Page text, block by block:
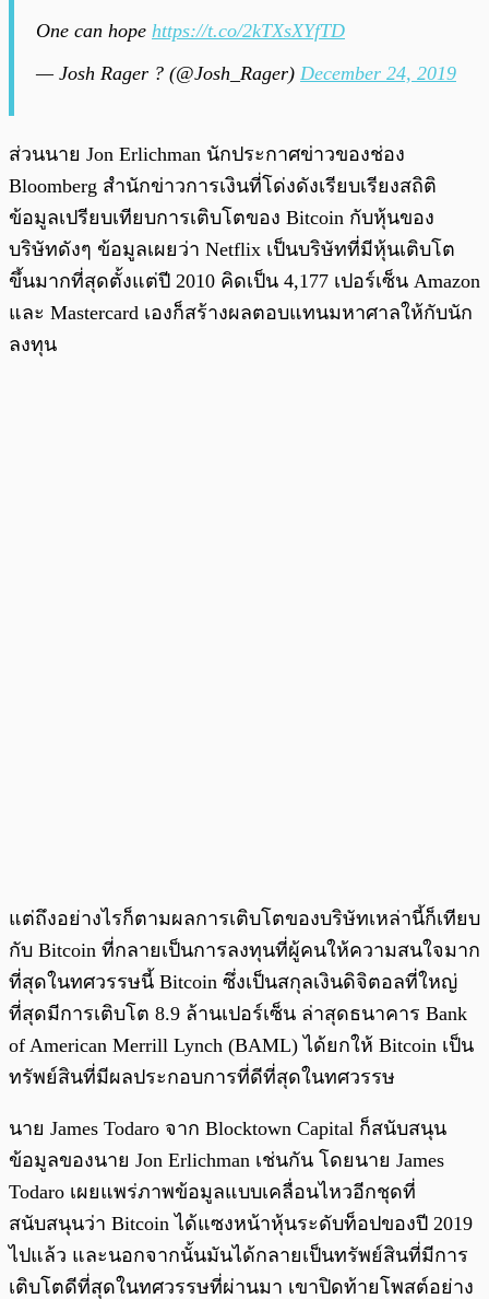
One can hope https://t.co/2kTXsXYfTD
— Josh Rager ? (@Josh_Rager) December 24, 2019
ส่วนนาย Jon Erlichman นักประกาศข่าวของช่อง
Bloomberg สำนักข่าวการเงินที่โด่งดังเรียบเรียงสถิติ
ข้อมูลเปรียบเทียบการเติบโตของ Bitcoin กับหุ้นของ
บริษัทดังๆ ข้อมูลเผยว่า Netflix เป็นบริษัทที่มีหุ้นเติบโต
ขึ้นมากที่สุดตั้งแต่ปี 2010 คิดเป็น 4,177 เปอร์เซ็น Amazon
และ Mastercard เองก็สร้างผลตอบแทนมหาศาลให้กับนัก
ลงทุน
แต่ถึงอย่างไรก็ตามผลการเติบโตของบริษัทเหล่านี้ก็เทียบ
กับ Bitcoin ที่กลายเป็นการลงทุนที่ผู้คนให้ความสนใจมาก
ที่สุดในทศวรรษนี้ Bitcoin ซึ่งเป็นสกุลเงินดิจิตอลที่ใหญ่
ที่สุดมีการเติบโต 8.9 ล้านเปอร์เซ็น ล่าสุดธนาคาร Bank
of American Merrill Lynch (BAML) ได้ยกให้ Bitcoin เป็น
ทรัพย์สินที่มีผลประกอบการที่ดีที่สุดในทศวรรษ
นาย James Todaro จาก Blocktown Capital ก็สนับสนุน
ข้อมูลของนาย Jon Erlichman เช่นกัน โดยนาย James
Todaro เผยแพร่ภาพข้อมูลแบบเคลื่อนไหวอีกชุดที่
สนับสนุนว่า Bitcoin ได้แซงหน้าหุ้นระดับท็อปของปี 2019
ไปแล้ว และนอกจากนั้นมันได้กลายเป็นทรัพย์สินที่มีการ
เติบโตดีที่สุดในทศวรรษที่ผ่านมา เขาปิดท้ายโพสต์อย่าง